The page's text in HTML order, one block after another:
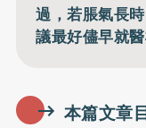
過，若脹氣長
議最好儘早就醫
本篇文章